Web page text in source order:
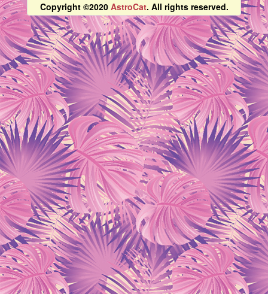
Copyright ©2020 AstroCat. All rights reserved.